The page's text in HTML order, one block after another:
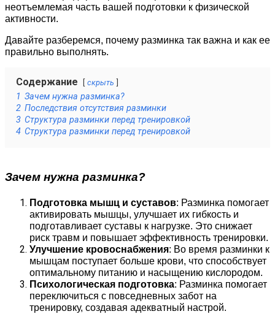
неотъемлемая часть вашей подготовки к физической
активности.
Давайте разберемся, почему разминка так важна и как ее
правильно выполнять.
Содержание скрыть
1 Зачем нужна разминка?
2 Последствия отсутствия разминки
3 Структура разминки перед тренировкой
4 Структура разминки перед тренировкой
Зачем нужна разминка?
Подготовка мышц и суставов: Разминка помогает
активировать мышцы, улучшает их гибкость и
подготавливает суставы к нагрузке. Это снижает
риск травм и повышает эффективность тренировки.
Улучшение кровоснабжения: Во время разминки к
мышцам поступает больше крови, что способствует
оптимальному питанию и насыщению кислородом.
Психологическая подготовка: Разминка помогает
переключиться с повседневных забот на
тренировку, создавая адекватный настрой.